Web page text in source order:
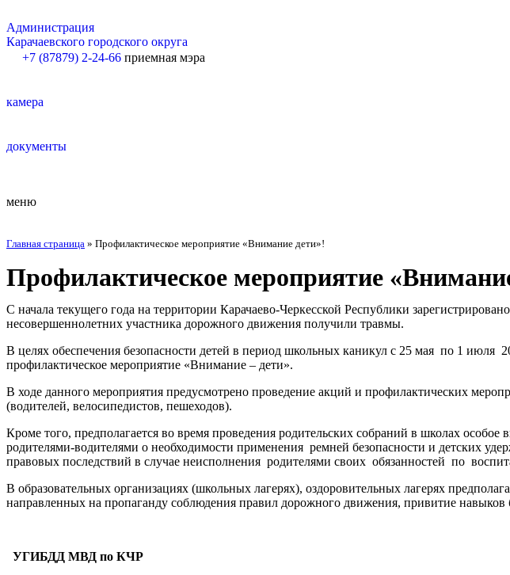
Администрация
Карачаевского городского округа
+7 (87879) 2-24-66 приемная мэра
камера
документы
меню
Главная страница » Профилактическое мероприятие «Внимание дети»!
Профилактическое мероприятие
С начала текущего года на территории Карачаево-Черкесской Республики
несовершеннолетних участника дорожного движения получили травмы.
В целях обеспечения безопасности детей в период школьных каникул с 25 мая по 1
профилактическое мероприятие «Внимание – дети».
В ходе данного мероприятия предусмотрено проведение акций и профилактических
(водителей, велосипедистов, пешеходов).
Кроме того, предполагается во время проведения родительских собраний в школах
родителями-водителями о необходимости применения ремней безопасности и детских
правовых последствий в случае неисполнения родителями своих обязанностей по
В образовательных организациях (школьных лагерях), оздоровительных лагерях
направленных на пропаганду соблюдения правил дорожного движения, привитие навыков
УГИБДД МВД по КЧР